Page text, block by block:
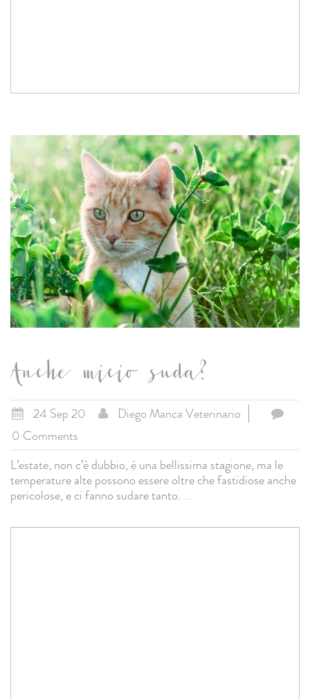
Anche micio suda?
24 Sep 20
Diego Manca Veterinario
0 Comments
L’estate, non c’è dubbio, è una bellissima stagione, ma le
temperature alte possono essere oltre che fastidiose anche
pericolose, e ci fanno sudare tanto. ...